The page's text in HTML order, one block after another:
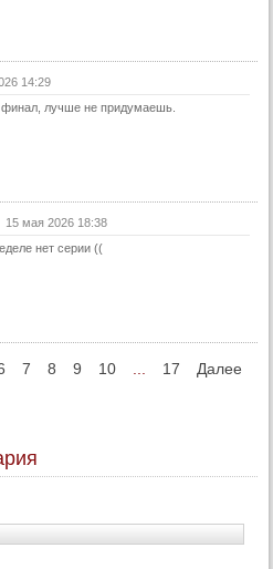
14:29
лучше не придумаешь.
15 мая 2026 18:38
нет серии ((
7 8 9 10 17 Далее